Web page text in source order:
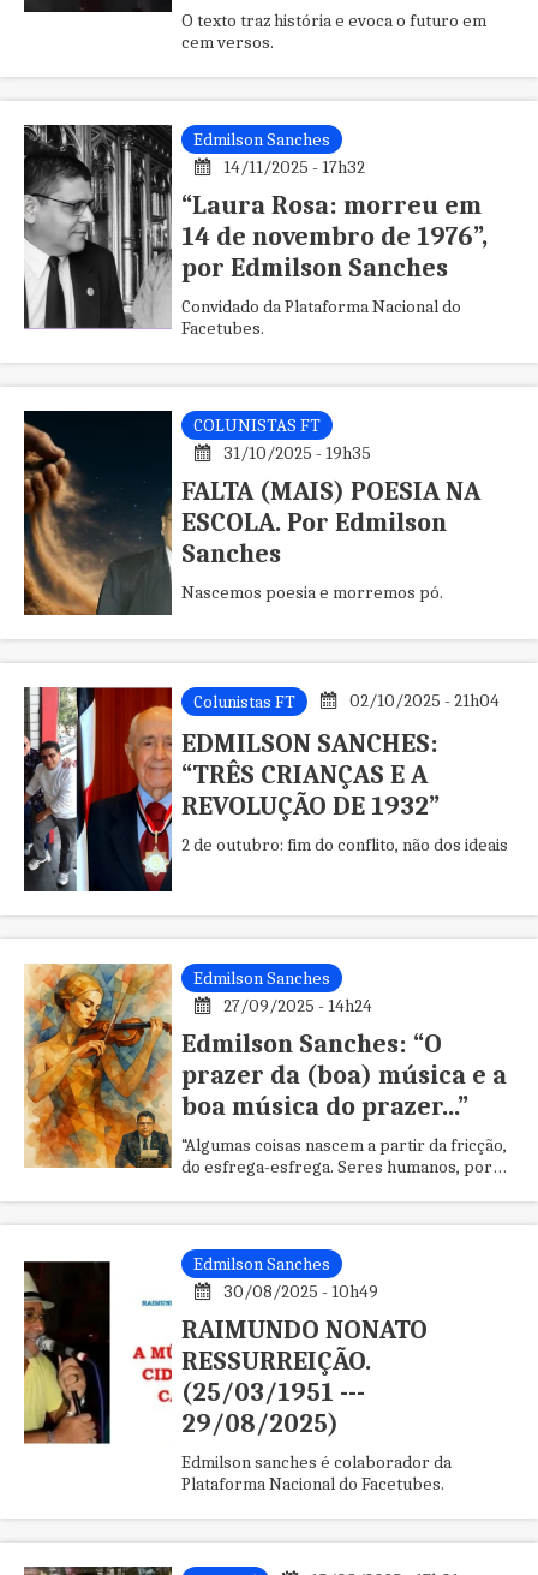
O texto traz história e evoca o futuro em
cem versos.
Edmilson Sanches
14/11/2025 - 17h32
“Laura Rosa: morreu em
14 de novembro de 1976”,
por Edmilson Sanches
Convidado da Plataforma Nacional do
Facetubes.
COLUNISTAS FT
31/10/2025 - 19h35
FALTA (MAIS) POESIA NA
ESCOLA. Por Edmilson
Sanches
Nascemos poesia e morremos pó.
Colunistas FT 02/10/2025 - 21h04
EDMILSON SANCHES:
“TRÊS CRIANÇAS E A
REVOLUÇÃO DE 1932”
2 de outubro: fim do conflito, não dos ideais
Edmilson Sanches
27/09/2025 - 14h24
Edmilson Sanches: “O
prazer da (boa) música e a
boa música do prazer...”
“Algumas coisas nascem a partir da fricção,
do esfrega-esfrega. Seres humanos, por
Edmilson Sanches
30/08/2025 - 10h49
RAIMUNDO NONATO
RESSURREIÇÃO.
(25/03/1951 ---
29/08/2025)
Edmilson sanches é colaborador da
Plataforma Nacional do Facetubes.